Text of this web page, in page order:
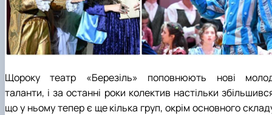
Щороку театр «Березіль» поповнюють нові
таланти, і за останні роки колектив настільки
що у ньому тепер є ще кілька груп, окрім основного